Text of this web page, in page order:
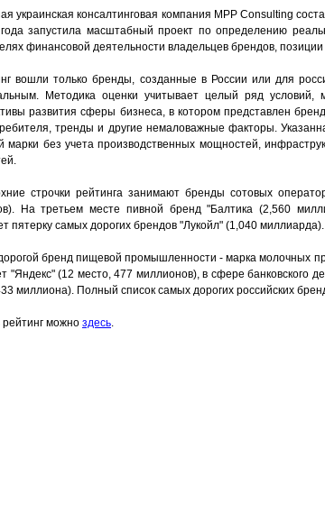
украинская консалтинговая компания MPP Consulting
запустила масштабный проект по определению
финансовой деятельности владельцев брендов,
вошли только бренды, созданные в России или для
Методика оценки учитывает целый ряд
развития сферы бизнеса, в котором представлен
тренды и другие немаловажные факторы.
марки без учета производственных мощностей,
строчки рейтинга занимают бренды сотовых
На третьем месте пивной бренд "Балтика (2,560
пятерку самых дорогих брендов "Лукойл" (1,040 миллиарда).
бренд пищевой промышленности - марка молочных
"Яндекс" (12 место, 477 миллионов), в сфере банковского
миллиона). Полный список самых дорогих российских
рейтинг можно здесь.